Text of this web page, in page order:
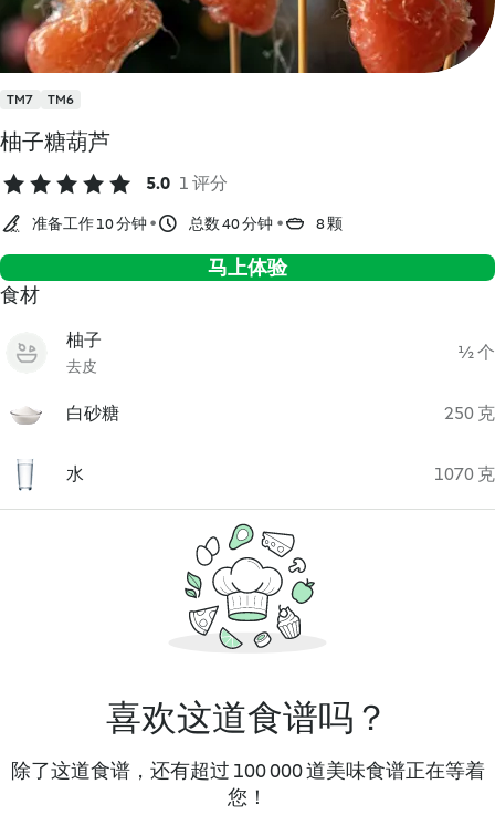
TM7 TM6
柚子糖葫芦
5.0 1 评分
准备工作 10 分钟 总数 40 分钟 8 颗
马上体验
食材
柚子
去皮
½ 个
白砂糖 250 克
水 1070 克
喜欢这道食谱吗？
除了这道食谱，还有超过 100 000 道美味食谱正在等着
您！